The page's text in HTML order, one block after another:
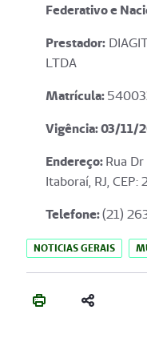
Federativo e
Prestador:
LTDA
Matrícula:
Vigência: 03/11/
Endereço:Rua
Itaboraí, RJ,
Telefone:(21)
NOTICIAS GERAIS